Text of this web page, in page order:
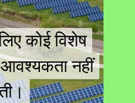
कोई विशेष
आवश्यकता नहीं
कोई विशेष
आवश्यकता नहीं